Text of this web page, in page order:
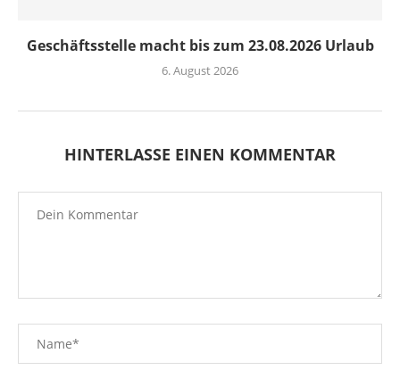
Geschäftsstelle macht bis zum 23.08.2026 Urlaub
6. August 2026
HINTERLASSE EINEN KOMMENTAR